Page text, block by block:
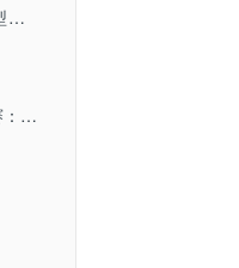
4.8. 数值稳定性和模型初始化
4.10. 实战Kaggle比赛：预测房价